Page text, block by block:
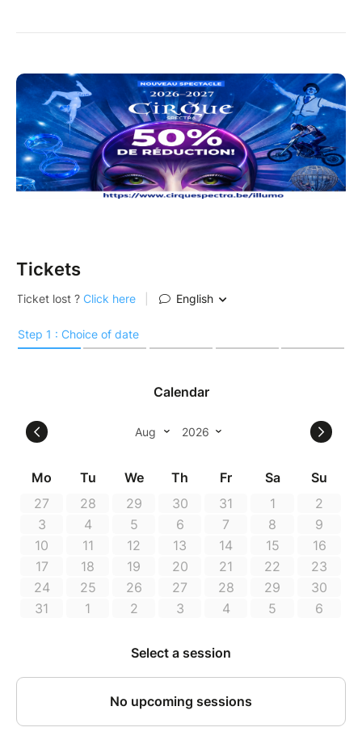
Tickets